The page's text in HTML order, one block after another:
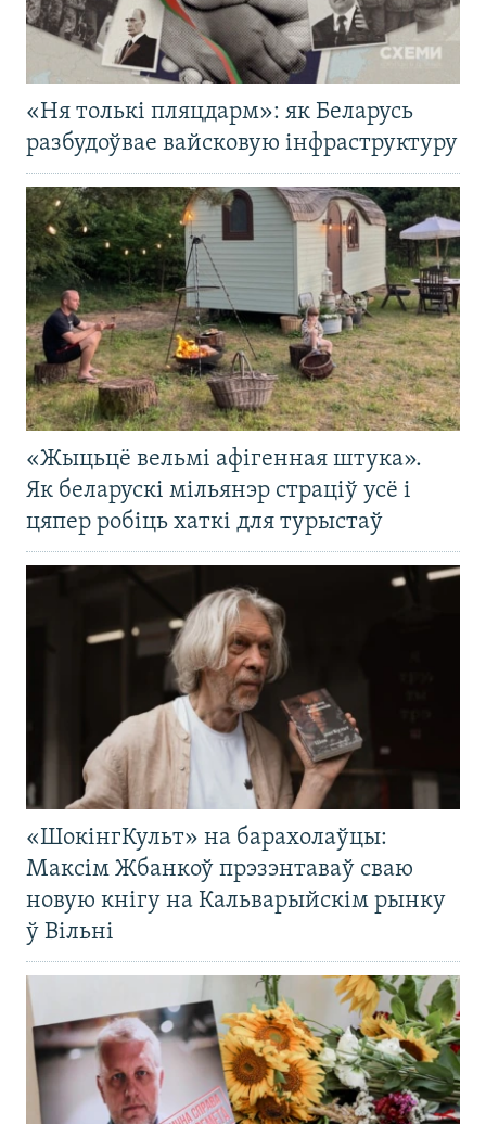
«Ня толькі пляцдарм»: як Беларусь
разбудоўвае вайсковую інфраструктуру
«Жыцьцё вельмі афігенная штука».
Як беларускі мільянэр страціў усё і
цяпер робіць хаткі для турыстаў
«ШокінгКульт» на барахолаўцы:
Максім Жбанкоў прэзэнтаваў сваю
новую кнігу на Кальварыйскім рынку
ў Вільні